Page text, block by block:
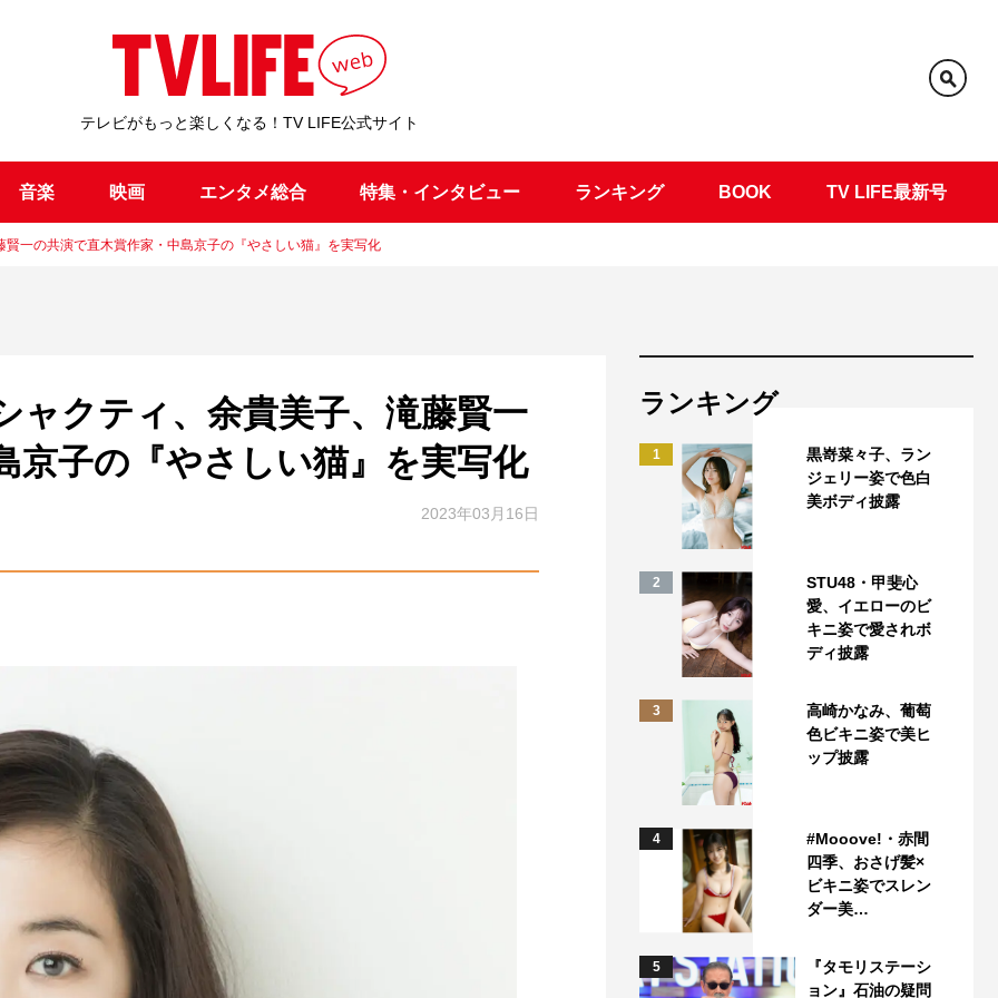
テレビがもっと楽しくなる！TV LIFE公式サイト
音楽 映画 エンタメ総合 特集・インタビュー ランキング BOOK TV LIFE最新号
一の共演で直木賞作家・中島京子の『やさしい猫』を実写化
ャクティ、余貴美子、滝藤賢一
京子の『やさしい猫』を実写化
2023年03月16日
ランキング
1
黒嵜菜々子、ラン
ジェリー姿で色白
美ボディ披露
2
STU48・甲斐心
愛、イエローのビ
キニ姿で愛されボ
ディ披露
3
高崎かなみ、葡萄
色ビキニ姿で美ヒ
ップ披露
4
#Mooove!・赤間
四季、おさげ髪×
ビキニ姿でスレン
ダー美…
5
『タモリステーシ
ョン』石油の疑問